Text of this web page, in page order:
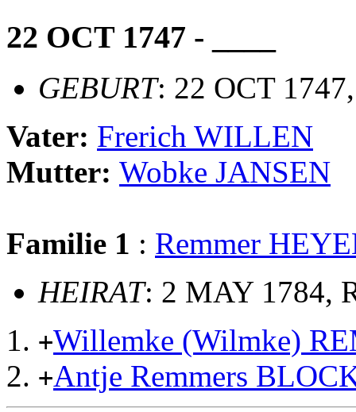
22 OCT 1747 - ____
GEBURT: 22 OCT
Vater: Frerich WILLEN
Mutter: Wobke JANSEN
Familie 1 : Remmer
HEIRAT: 2 MAY 1784,
+Willemke (Wilmke)
+Antje Remmers